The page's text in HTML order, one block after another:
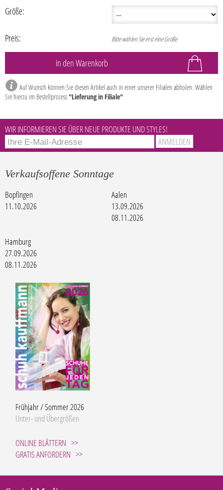
Größe:
Preis: Bitte wählen Sie erst eine Größe
Auf Wunsch können Sie diesen Artikel auch in einer unserer Filialen abholen. Wählen
Sie hierzu im Bestellprozess"Lieferung in Filiale"
WIR INFORMIEREN SIE ÜBER NEUE PRODUKTE UND STYLES!
Verkaufsoffene Sonntage
Bopfingen
11.10.2026
Aalen
13.09.2026
08.11.2026
Hamburg
27.09.2026
08.11.2026
Frühjahr / Sommer 2026
Unter- und Übergrößen
ONLINE BLÄTTERN
GRATIS ANFORDERN